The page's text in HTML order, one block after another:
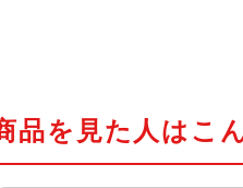
品を見た人はこ